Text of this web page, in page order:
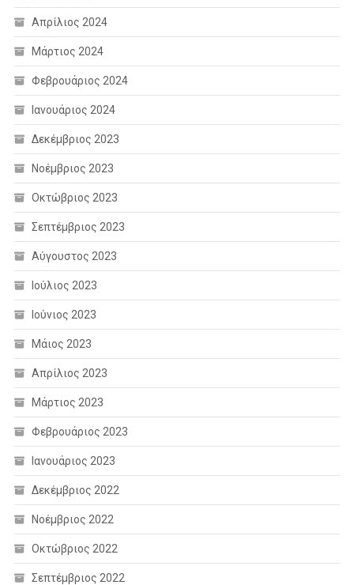
Απρίλιος 2024
Μάρτιος 2024
Φεβρουάριος 2024
Ιανουάριος 2024
Δεκέμβριος 2023
Νοέμβριος 2023
Οκτώβριος 2023
Σεπτέμβριος 2023
Αύγουστος 2023
Ιούλιος 2023
Ιούνιος 2023
Μάιος 2023
Απρίλιος 2023
Μάρτιος 2023
Φεβρουάριος 2023
Ιανουάριος 2023
Δεκέμβριος 2022
Νοέμβριος 2022
Οκτώβριος 2022
Σεπτέμβριος 2022